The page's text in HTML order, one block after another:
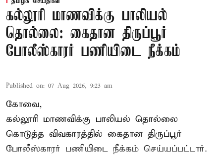
கல்லூரி மாணவிக்கு பாலியல்
தொல்லை: கைதான திருப்பூர்
போலீஸ்காரர் பணியிடை நீக்கம்
Published on: 07 Aug 2026, 9:23 am
கோவை,
கல்லூரி மாணவிக்கு பாலியல் தொல்லை
கொடுத்த விவகாரத்தில் கைதான திருப்பூர்
போலீஸ்காரர் பணியிடை நீக்கம் செய்யப்பட்டார்.